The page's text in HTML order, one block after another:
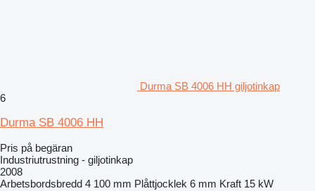
Durma SB 4006 HH giljotinkap
6
Durma SB 4006 HH
Pris på begäran
Industriutrustning - giljotinkap
2008
Arbetsbordsbredd 4 100 mm Plåttjocklek 6 mm Kraft 15 kW